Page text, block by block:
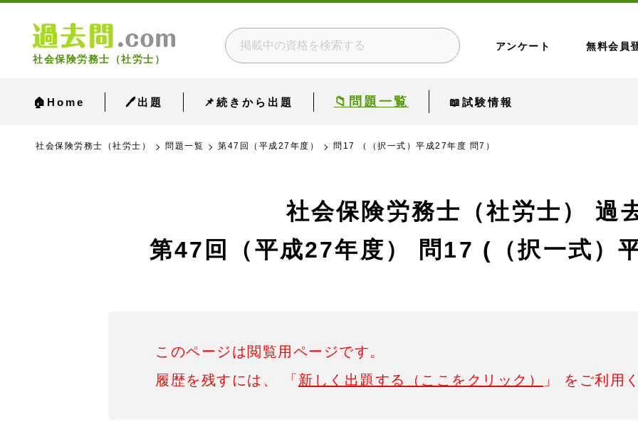
社会保険労務士（社労士）
アンケート 無料会員
🏠Home 🖊出題 📌続きから出題 📁問題一覧 📖試験情報
社会保険労務士（社労士） 問題一覧 第47回（平成27年度） 問17 （（択一式）平成27年度 問7）
社会保険労務士（社労士） 過
第47回（平成27年度）
問17 (（択一式）
このページは閲覧用ページです。
履歴を残すには、 「 新しく出題する（ここをクリック） 」 をご利用